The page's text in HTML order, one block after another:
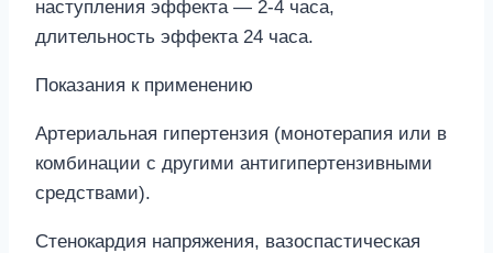
наступления эффекта — 2-4 часа,
длительность эффекта 24 часа.
Показания к применению
Артериальная гипертензия (монотерапия или в
комбинации с другими антигипертензивными
средствами).
Стенокардия напряжения, вазоспастическая